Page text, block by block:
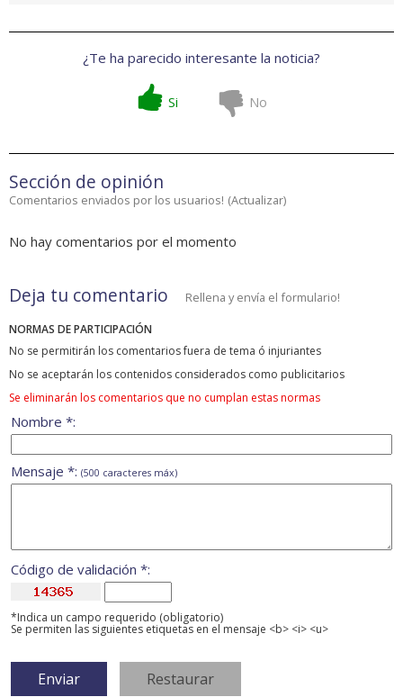
¿Te ha parecido interesante la noticia?
Si No
Sección de opinión
Comentarios enviados por los usuarios! (Actualizar)
No hay comentarios por el momento
Deja tu comentario Rellena y envía el formulario!
NORMAS DE PARTICIPACIÓN
No se permitirán los comentarios fuera de tema ó injuriantes
No se aceptarán los contenidos considerados como publicitarios
Se eliminarán los comentarios que no cumplan estas normas
Nombre *:
Mensaje *: (500 caracteres máx)
Código de validación *:
*Indica un campo requerido (obligatorio)
Se permiten las siguientes etiquetas en el mensaje <b> <i> <u>